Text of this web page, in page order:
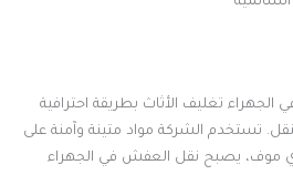
تغليف الأثاث بطريقة احترافية
تستخدم الشركة مواد متينة وآمنة على
موف، يصبح نقل العفش في الجهراء